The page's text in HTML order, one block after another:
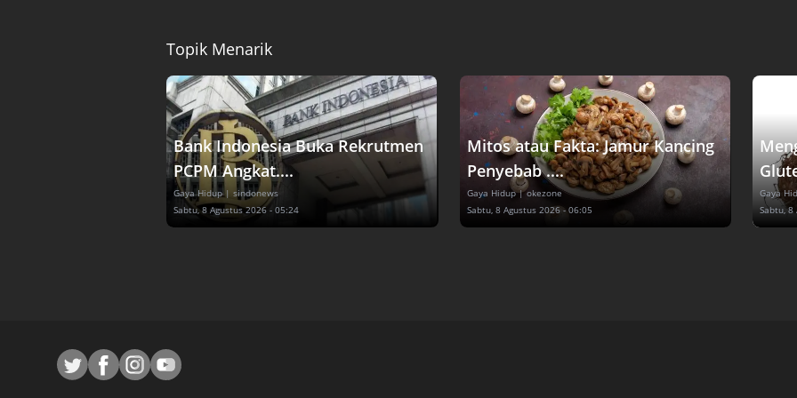
Topik Menarik
Bank Indonesia Buka Rekrutmen
PCPM Angkat....
Gaya Hidup | sindonews
Sabtu, 8 Agustus 2026 - 05:24
Mitos atau Fakta: Jamur Kancing
Penyebab ....
Gaya Hidup | okezone
Sabtu, 8 Agustus 2026 - 06:05
Gaya
Sabtu, 8